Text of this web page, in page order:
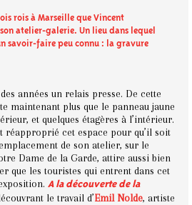
rois à Marseille que Vincent
atelier-galerie. Un lieu dans lequel
savoir-faire peu connu : la gravure
années un relais presse. De cette
maintenant plus que le panneau jaune
et quelques étagères à l’intérieur.
réapproprié cet espace pour qu’il soit
de son atelier, sur le
Dame de la Garde, attire aussi bien
que les touristes qui entrent dans cet
A la découverte de la
le travail d’Emil Nolde, artiste